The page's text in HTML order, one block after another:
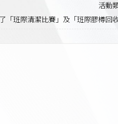
活動
班際清潔比賽」及「班際膠樽回